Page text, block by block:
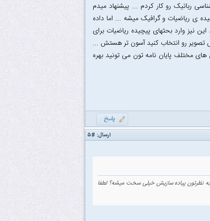
رباتیک رو کار کردم ... پیشنهاد میدم
ی ریاضیات و گرافیک میشه ... اما داده
نیز وارد بحثهای پیچیده ریاضیات برای
تصویر رو انتخاب کنید آسون تر هستش ...
مختلف پایان نامه تون می تونید بهره
ارسال: #۵
نظرتون پیاده سازیش خیلی سخت میشه؟ لطفا